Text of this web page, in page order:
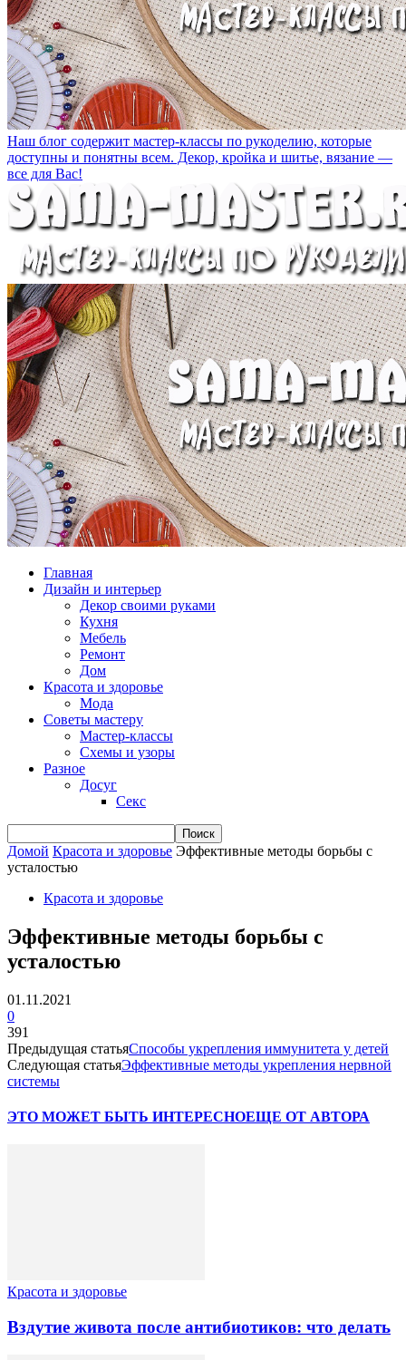
Наш блог содержит мастер-классы по рукоделию, которые
доступны и понятны всем. Декор, кройка и шитье, вязание —
все для Вас!
Главная
Дизайн и интерьер
Декор своими руками
Кухня
Мебель
Ремонт
Дом
Красота и здоровье
Мода
Советы мастеру
Мастер-классы
Схемы и узоры
Разное
Досуг
Секс
Домой Красота и здоровье Эффективные методы борьбы с
усталостью
Красота и здоровье
Эффективные методы борьбы с
усталостью
01.11.2021
0
391
Предыдущая статьяСпособы укрепления иммунитета у детей
Следующая статьяЭффективные методы укрепления нервной
системы
ЭТО МОЖЕТ БЫТЬ ИНТЕРЕСНОЕЩЕ ОТ АВТОРА
Красота и здоровье
Вздутие живота после антибиотиков: что делать